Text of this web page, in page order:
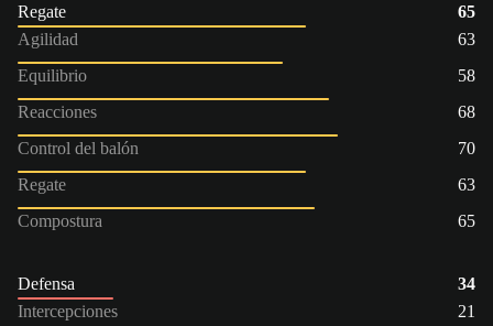
Regate
65
Agilidad
63
Equilibrio
58
Reacciones
68
Control del balón
70
Regate
63
Compostura
65
Defensa
34
Intercepciones
21